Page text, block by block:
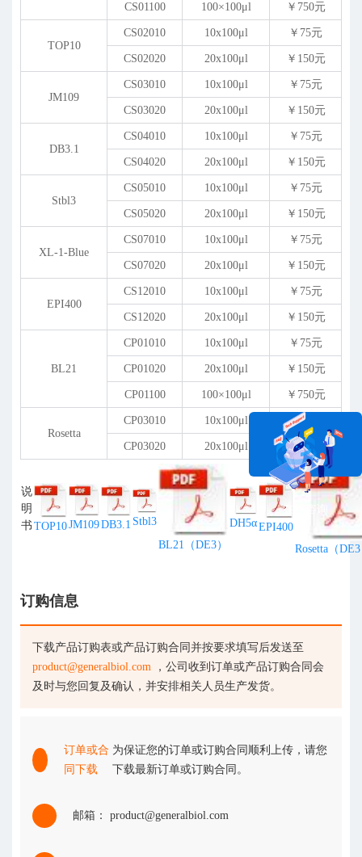
CS01100 100×100μl ￥750元
TOP10
CS02010 10x100μl ￥75元
CS02020 20x100μl ￥150元
JM109
CS03010 10x100μl ￥75元
CS03020 20x100μl ￥150元
DB3.1
CS04010 10x100μl ￥75元
CS04020 20x100μl ￥150元
Stbl3
CS05010 10x100μl ￥75元
CS05020 20x100μl ￥150元
XL-1-Blue
CS07010 10x100μl ￥75元
CS07020 20x100μl ￥150元
EPI400
CS12010 10x100μl ￥75元
CS12020 20x100μl ￥150元
BL21
CP01010 10x100μl ￥75元
CP01020 20x100μl ￥150元
CP01100 100×100μl ￥750元
Rosetta
CP03010 10x100μl ￥75元
CP03020 20x100μl ￥150元
说
明
书 TOP10JM109DB3.1 Stbl3
BL21（DE3）
DH5αEPI400
Rosetta（
订购信息
下载产品订购表或产品订购合同并按要求填写后发送至
product@generalbiol.com ，公司收到订单或产品订购合同会
及时与您回复及确认，并安排相关人员生产发货。
订单或合
同下载
为保证您的订单或订购合同顺利上传，请您
下载最新订单或订购合同。
邮箱： product@generalbiol.com
在线咨询